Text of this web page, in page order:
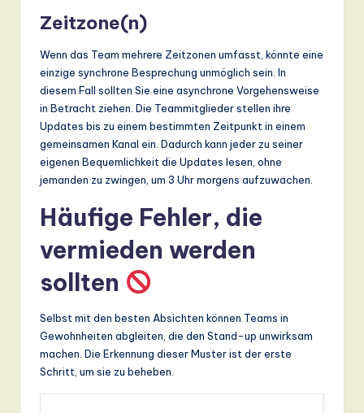
Zeitzone(n)
Wenn das Team mehrere Zeitzonen umfasst, könnte eine
einzige synchrone Besprechung unmöglich sein. In
diesem Fall sollten Sie eine asynchrone Vorgehensweise
in Betracht ziehen. Die Teammitglieder stellen ihre
Updates bis zu einem bestimmten Zeitpunkt in einem
gemeinsamen Kanal ein. Dadurch kann jeder zu seiner
eigenen Bequemlichkeit die Updates lesen, ohne
jemanden zu zwingen, um 3 Uhr morgens aufzuwachen.
Häufige Fehler, die
vermieden werden
sollten
Selbst mit den besten Absichten können Teams in
Gewohnheiten abgleiten, die den Stand-up unwirksam
machen. Die Erkennung dieser Muster ist der erste
Schritt, um sie zu beheben.